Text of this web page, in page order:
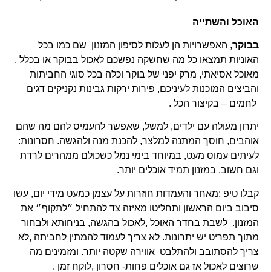
האוכל והשתייה
בבוקר, האפשרויות הן לעלות לסיפון המזנון שם כמו בכל
האוניות תמצאו כל מה שחשקה נפשכם לאכול בבוקר או בכלל .
מאוכל אסיאתי, מרק יפני של בוקר וכלה בכל סוגי החביתות
והביצים המוכנות לעיניכם, פירות ירקות גבינות נקניקים דגים
לחמים – בקיצור הכל .
יתרון מעולה עם ילדים, למשל, שאפשר להעמיס להם מה שהם
אוהבים, חוסך המתנה למלצר, להכנת מנה ולהגשה. חסרונות:
לעיתים עמוס מעט, במיוחד בימי נמל כשכולם ממהרים לרדת
וגם חשוב, במזנון תמיד אוכלים יותר.
קבלו טיפ :מאחר והעמדות חוזרות על עצמן כמעט מידי יום, עשו
סיבוב ביום הראשון ותחליטו מאיזה צד להתחיל ״לתקוף״ את
המזנון. לשבת בחדר האוכל ,לאכול בהגשה, בניחותא ולבחור
מתוך תפריט יש יתרונות. לא צריך לעמוד להמתין לחביתה ,לא
צריך להסתובב ולהתלבט אווירה שקטה יותר. ומזמינים מה
שרוצים לאכול אז גם אוכלים פחות- חסרון ,לוקח זמן .